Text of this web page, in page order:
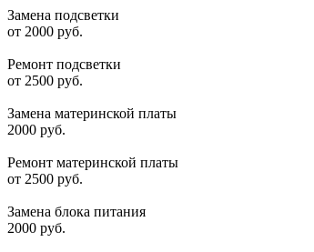
Замена подсветки
от 2000 руб.
Ремонт подсветки
от 2500 руб.
Замена материнской платы
2000 руб.
Ремонт материнской платы
от 2500 руб.
Замена блока питания
2000 руб.